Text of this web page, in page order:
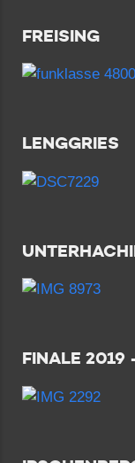
FREISING
LENGGRIES
FINALE 2019